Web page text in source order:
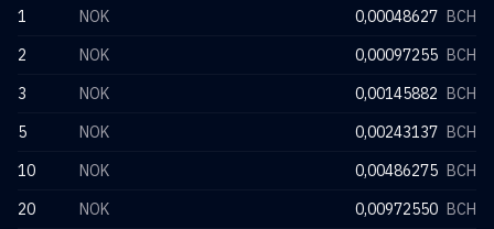
1
NOK 0,00048627 BCH
2
NOK 0,00097255 BCH
3
NOK 0,00145882 BCH
5
NOK 0,00243137 BCH
10
NOK 0,00486275 BCH
20
NOK 0,00972550 BCH